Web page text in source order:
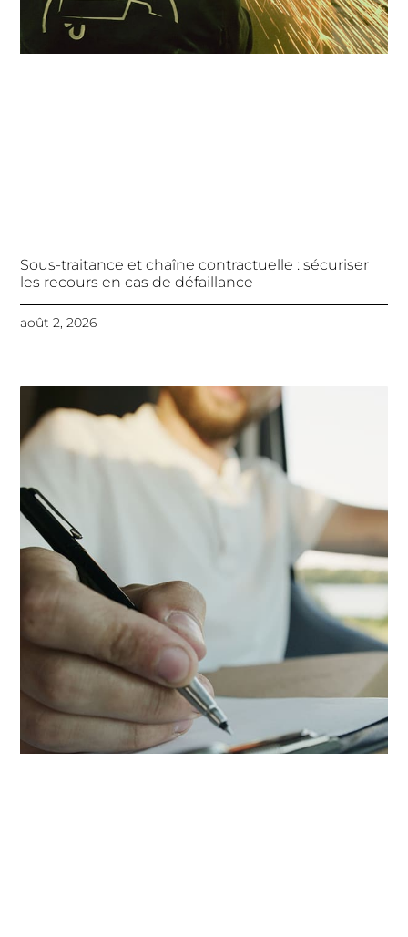
Sous-traitance et chaîne contractuelle : sécuriser
les recours en cas de défaillance
août 2, 2026